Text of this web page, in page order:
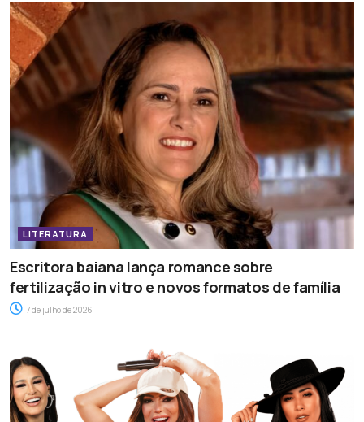
LITERATURA
Escritora baiana lança romance sobre
fertilização in vitro e novos formatos de família
7 de julho de 2026